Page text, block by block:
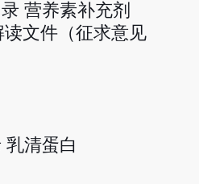
营养素补充剂
读文件（征求意见
清蛋白